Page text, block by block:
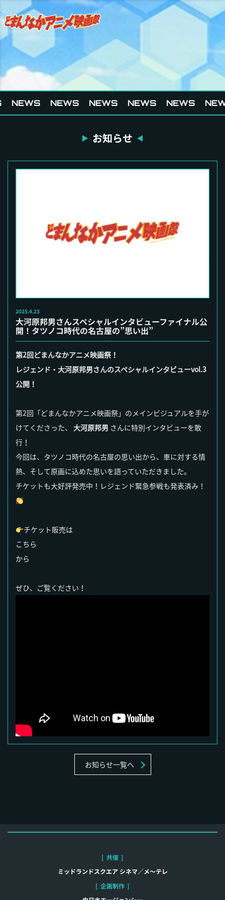
NEWS NEWS NEWS NEWS NEWS
お知らせ
2025.4.23
大河原邦男さんスペシャルインタビューファイナル公
開！タツノコ時代の名古屋の”思い出”
第2回どまんなかアニメ映画祭！
レジェンド・大河原邦男さんのスペシャルインタビューvol.3
公開！
第2回「どまんなかアニメ映画祭」のメインビジュアルを手が
けてくださった、 大河原邦男 さんに特別インタビューを敢
行！
今回は、タツノコ時代の名古屋の思い出から、車に対する情
熱、そして原画に込めた思いを語っていただきました。
チケットも大好評発売中！レジェンド緊急参戦も発表済み！
チケット販売は
こちら
から
ぜひ、ご覧ください！
お知らせ一覧へ
[ 共催 ]
ミッドランドスクエア シネマ／メ～テレ
[ 企画制作 ]